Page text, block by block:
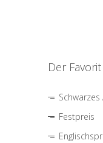
Der
Festpreis